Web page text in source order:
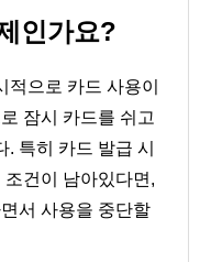
인가요?
으로 카드 사용이
잠시 카드를 쉬고
. 특히 카드 발급 시
건이 남아있다면,
서 사용을 중단할